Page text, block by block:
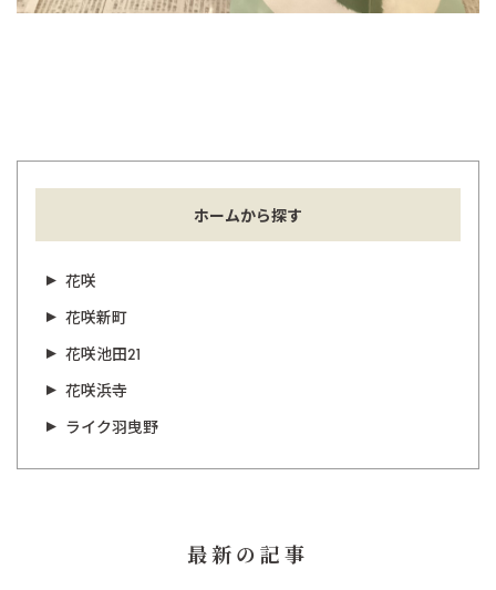
ホームから探す
花咲
花咲新町
花咲池田21
花咲浜寺
ライク羽曳野
最新の記事